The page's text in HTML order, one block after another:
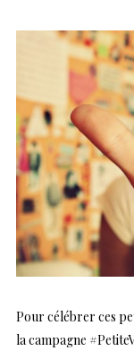
Pour célébrer ces
la campagne